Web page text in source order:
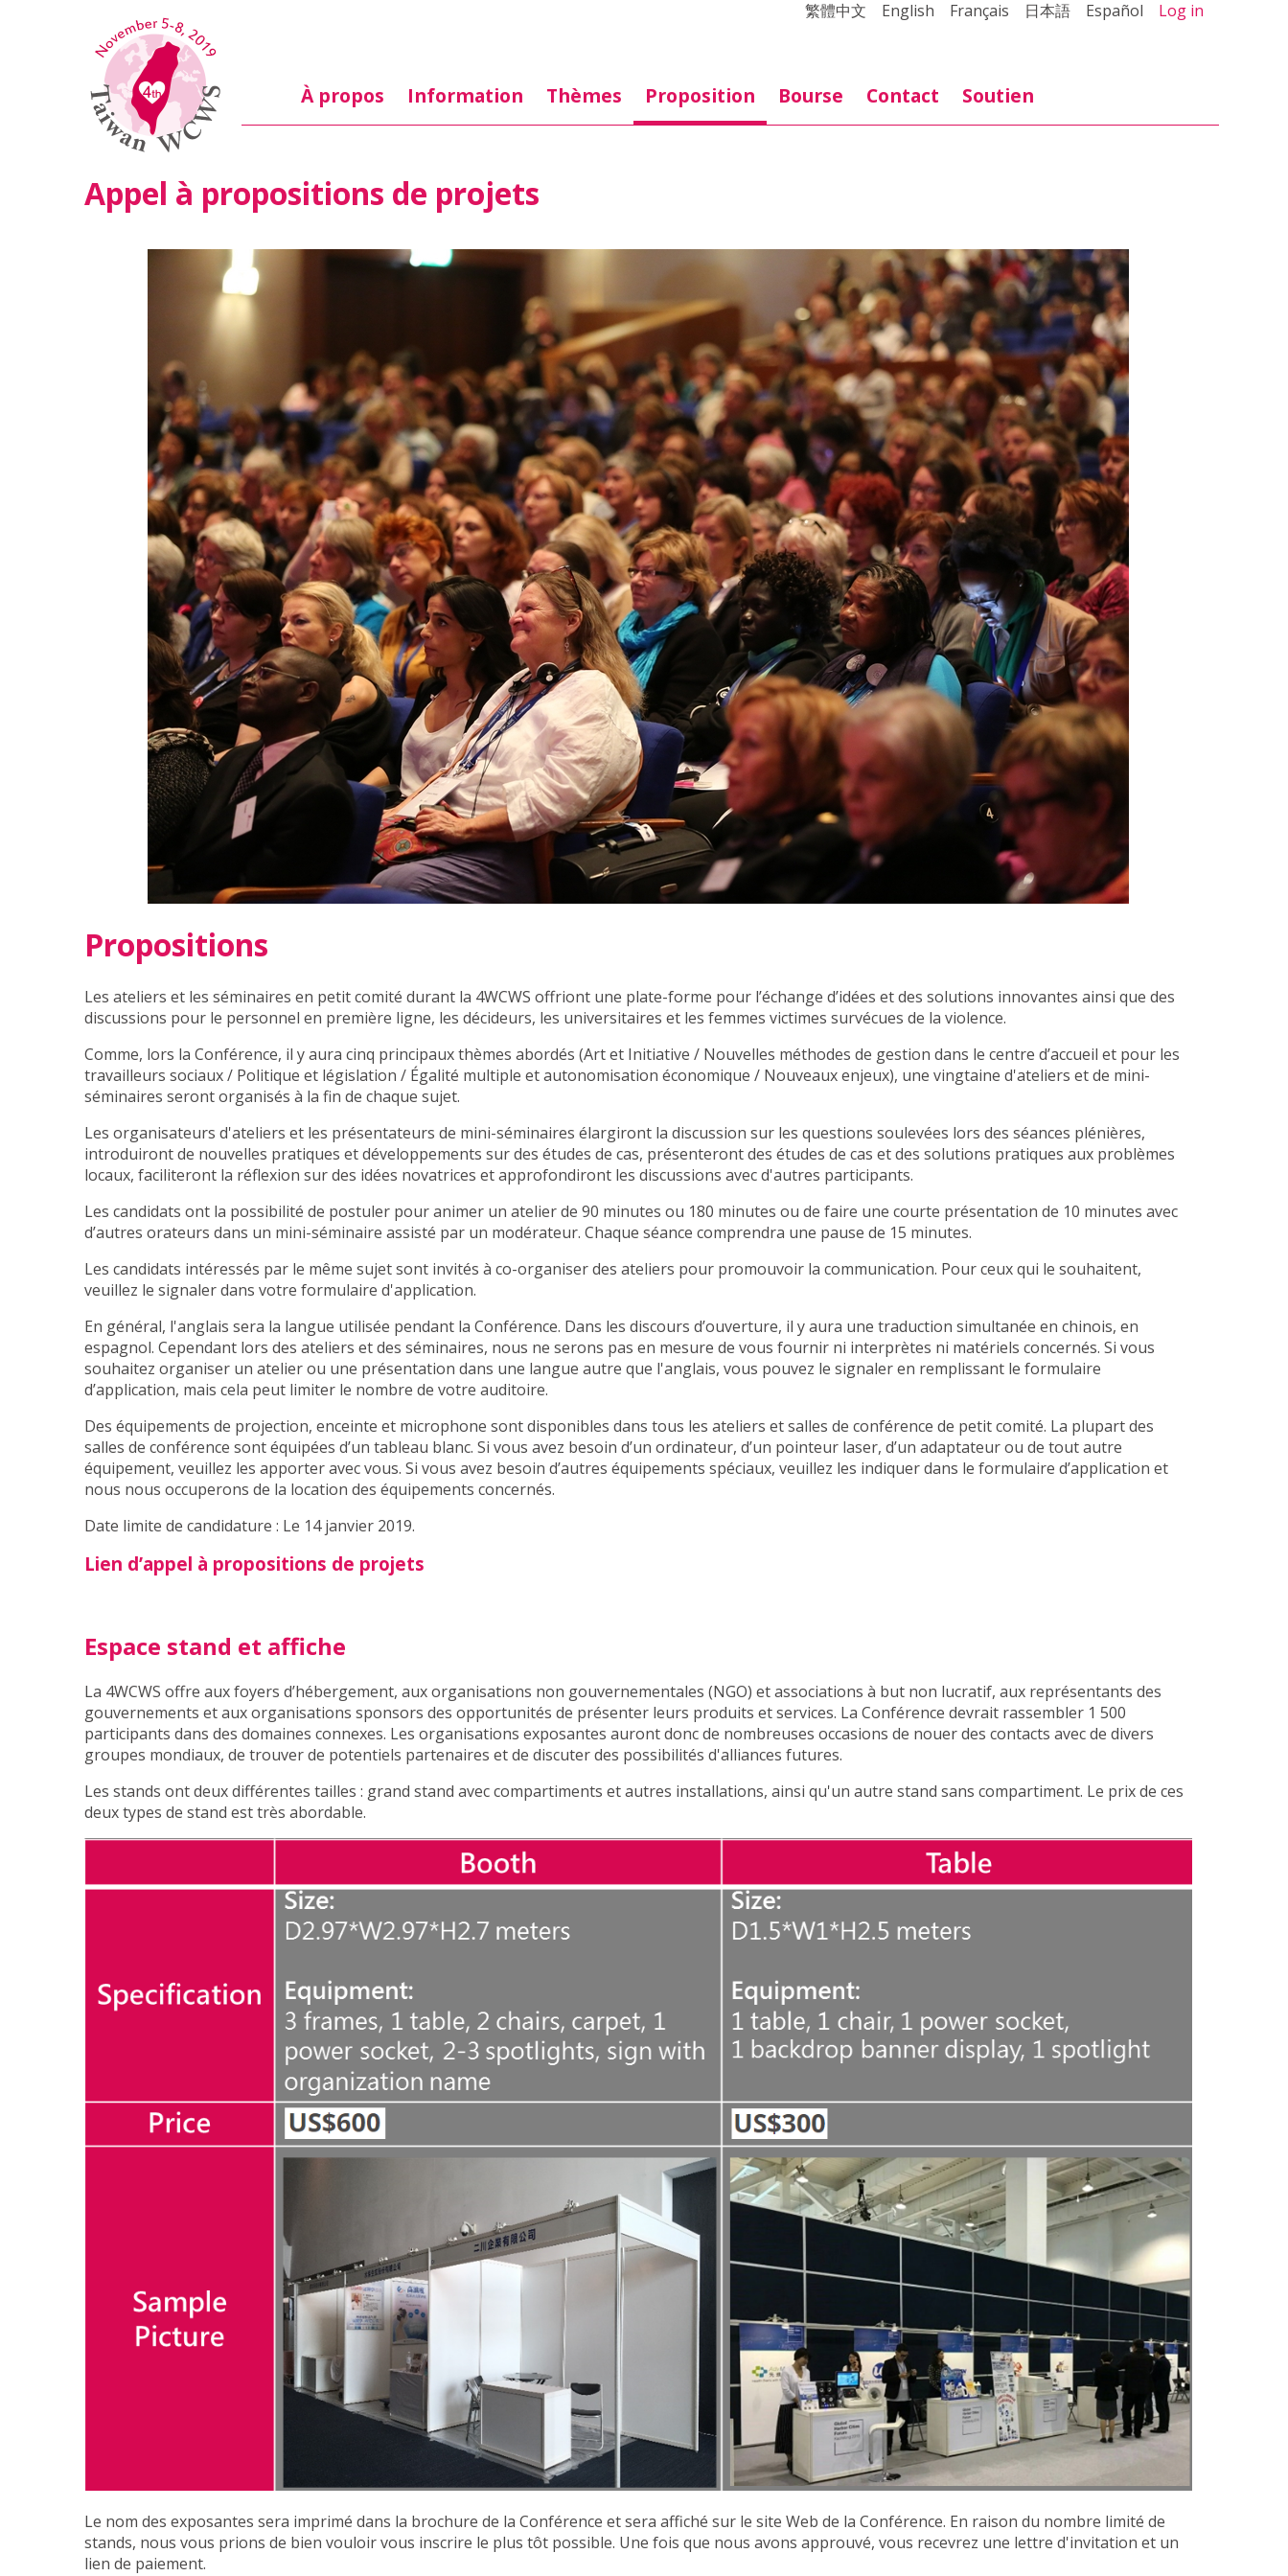
繁體中文 English Français 日本語 Español Log in
À propos Information Thèmes Proposition Bourse Contact Soutien
Appel à propositions de projets
Propositions
Les ateliers et les séminaires en petit comité durant la 4WCWS offriont une plate-forme pour l’échange d’idées et des solutions innovantes ainsi que des
discussions pour le personnel en première ligne, les décideurs, les universitaires et les femmes victimes survécues de la violence.
Comme, lors la Conférence, il y aura cinq principaux thèmes abordés (Art et Initiative / Nouvelles méthodes de gestion dans le centre d’accueil et pour les
travailleurs sociaux / Politique et législation / Égalité multiple et autonomisation économique / Nouveaux enjeux), une vingtaine d'ateliers et de mini-
séminaires seront organisés à la fin de chaque sujet.
Les organisateurs d'ateliers et les présentateurs de mini-séminaires élargiront la discussion sur les questions soulevées lors des séances plénières,
introduiront de nouvelles pratiques et développements sur des études de cas, présenteront des études de cas et des solutions pratiques aux problèmes
locaux, faciliteront la réflexion sur des idées novatrices et approfondiront les discussions avec d'autres participants.
Les candidats ont la possibilité de postuler pour animer un atelier de 90 minutes ou 180 minutes ou de faire une courte présentation de 10 minutes avec
d’autres orateurs dans un mini-séminaire assisté par un modérateur. Chaque séance comprendra une pause de 15 minutes.
Les candidats intéressés par le même sujet sont invités à co-organiser des ateliers pour promouvoir la communication. Pour ceux qui le souhaitent,
veuillez le signaler dans votre formulaire d'application.
En général, l'anglais sera la langue utilisée pendant la Conférence. Dans les discours d’ouverture, il y aura une traduction simultanée en chinois, en
espagnol. Cependant lors des ateliers et des séminaires, nous ne serons pas en mesure de vous fournir ni interprètes ni matériels concernés. Si vous
souhaitez organiser un atelier ou une présentation dans une langue autre que l'anglais, vous pouvez le signaler en remplissant le formulaire
d’application, mais cela peut limiter le nombre de votre auditoire.
Des équipements de projection, enceinte et microphone sont disponibles dans tous les ateliers et salles de conférence de petit comité. La plupart des
salles de conférence sont équipées d’un tableau blanc. Si vous avez besoin d’un ordinateur, d’un pointeur laser, d’un adaptateur ou de tout autre
équipement, veuillez les apporter avec vous. Si vous avez besoin d’autres équipements spéciaux, veuillez les indiquer dans le formulaire d’application et
nous nous occuperons de la location des équipements concernés.
Date limite de candidature : Le 14 janvier 2019.
Lien d’appel à propositions de projets
Espace stand et affiche
La 4WCWS offre aux foyers d’hébergement, aux organisations non gouvernementales (NGO) et associations à but non lucratif, aux représentants des
gouvernements et aux organisations sponsors des opportunités de présenter leurs produits et services. La Conférence devrait rassembler 1 500
participants dans des domaines connexes. Les organisations exposantes auront donc de nombreuses occasions de nouer des contacts avec de divers
groupes mondiaux, de trouver de potentiels partenaires et de discuter des possibilités d'alliances futures.
Les stands ont deux différentes tailles : grand stand avec compartiments et autres installations, ainsi qu'un autre stand sans compartiment. Le prix de ces
deux types de stand est très abordable.
Le nom des exposantes sera imprimé dans la brochure de la Conférence et sera affiché sur le site Web de la Conférence. En raison du nombre limité de
stands, nous vous prions de bien vouloir vous inscrire le plus tôt possible. Une fois que nous avons approuvé, vous recevrez une lettre d'invitation et un
lien de paiement.